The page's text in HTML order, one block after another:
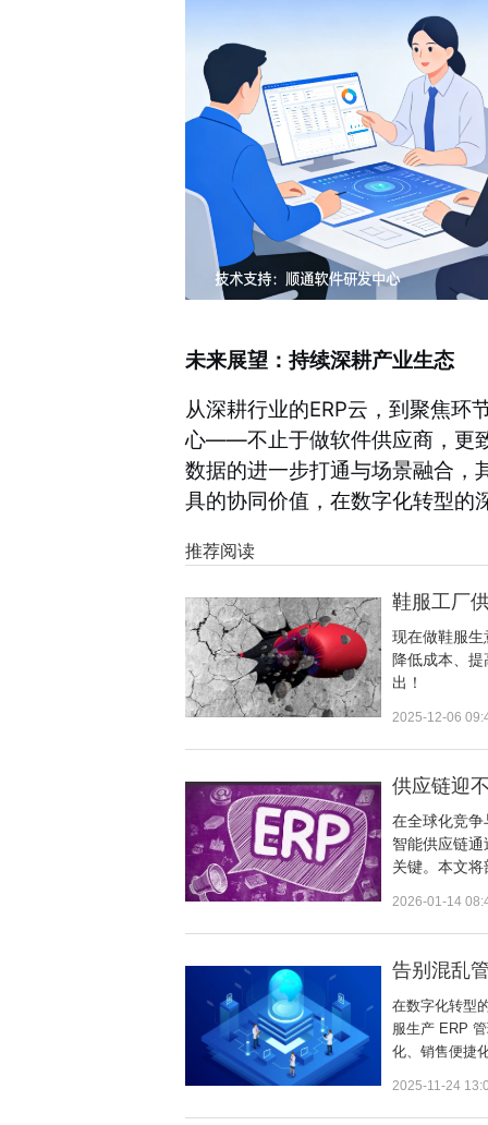
未来展望：持续深耕产业生态
从深耕行业的ERP云，到聚焦环
心——不止于做软件供应商，更
数据的进一步打通与场景融合，
具的协同价值，在数字化转型的
推荐阅读
鞋服工厂
现在做鞋服
降低成本、
出！
2025-12-06
供应链迎
在全球化竞
智能供应链
关键。本文
2026-01-14
告别混乱
在数字化转型
服生产 ERP
化、销售便捷
2025-11-24